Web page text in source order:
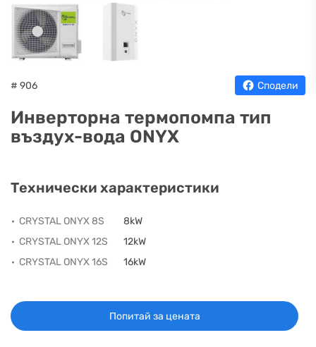
ДЪРВА
ПЕЛЕТИ
KОТЛИ
ГАЗ
# 906 Сподели
Инверторна термопомпа тип
въздух-вода ONYX
Технически характеристики
CRYSTAL ONYX 8S
8kW
CRYSTAL ONYX 12S
12kW
CRYSTAL ONYX 16S
16kW
Попитай за цената